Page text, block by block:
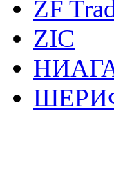
ZF
ZIC